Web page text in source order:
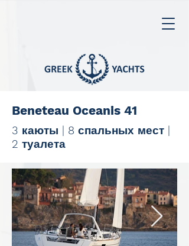
Beneteau Oceanis 41
3 каюты | 8 спальных мест |
2 туалета